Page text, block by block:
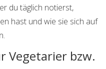
du täglich notierst,
hast und wie sie sich auf
Vegetarier bzw.